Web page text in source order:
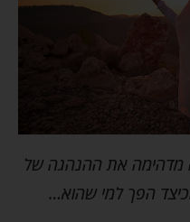
מדהימה את ההנהגה של
הפך למי שהוא…